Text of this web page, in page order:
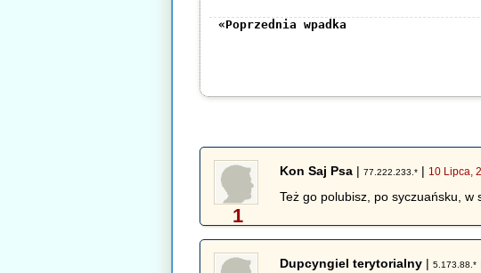
«Poprzednia wpadka
1
Kon Saj Psa |77.222.233.* | 10 Lipca,
Też go polubisz, po syczuańsku, w
Dupcyngiel terytorialny |5.173.88.*